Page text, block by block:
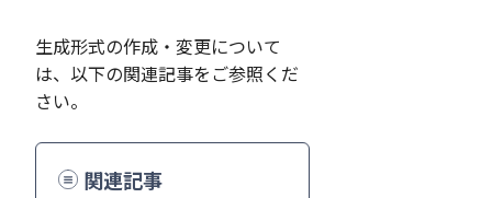
生成形式の作成・変更について
は、以下の関連記事をご参照くだ
さい。
関連記事